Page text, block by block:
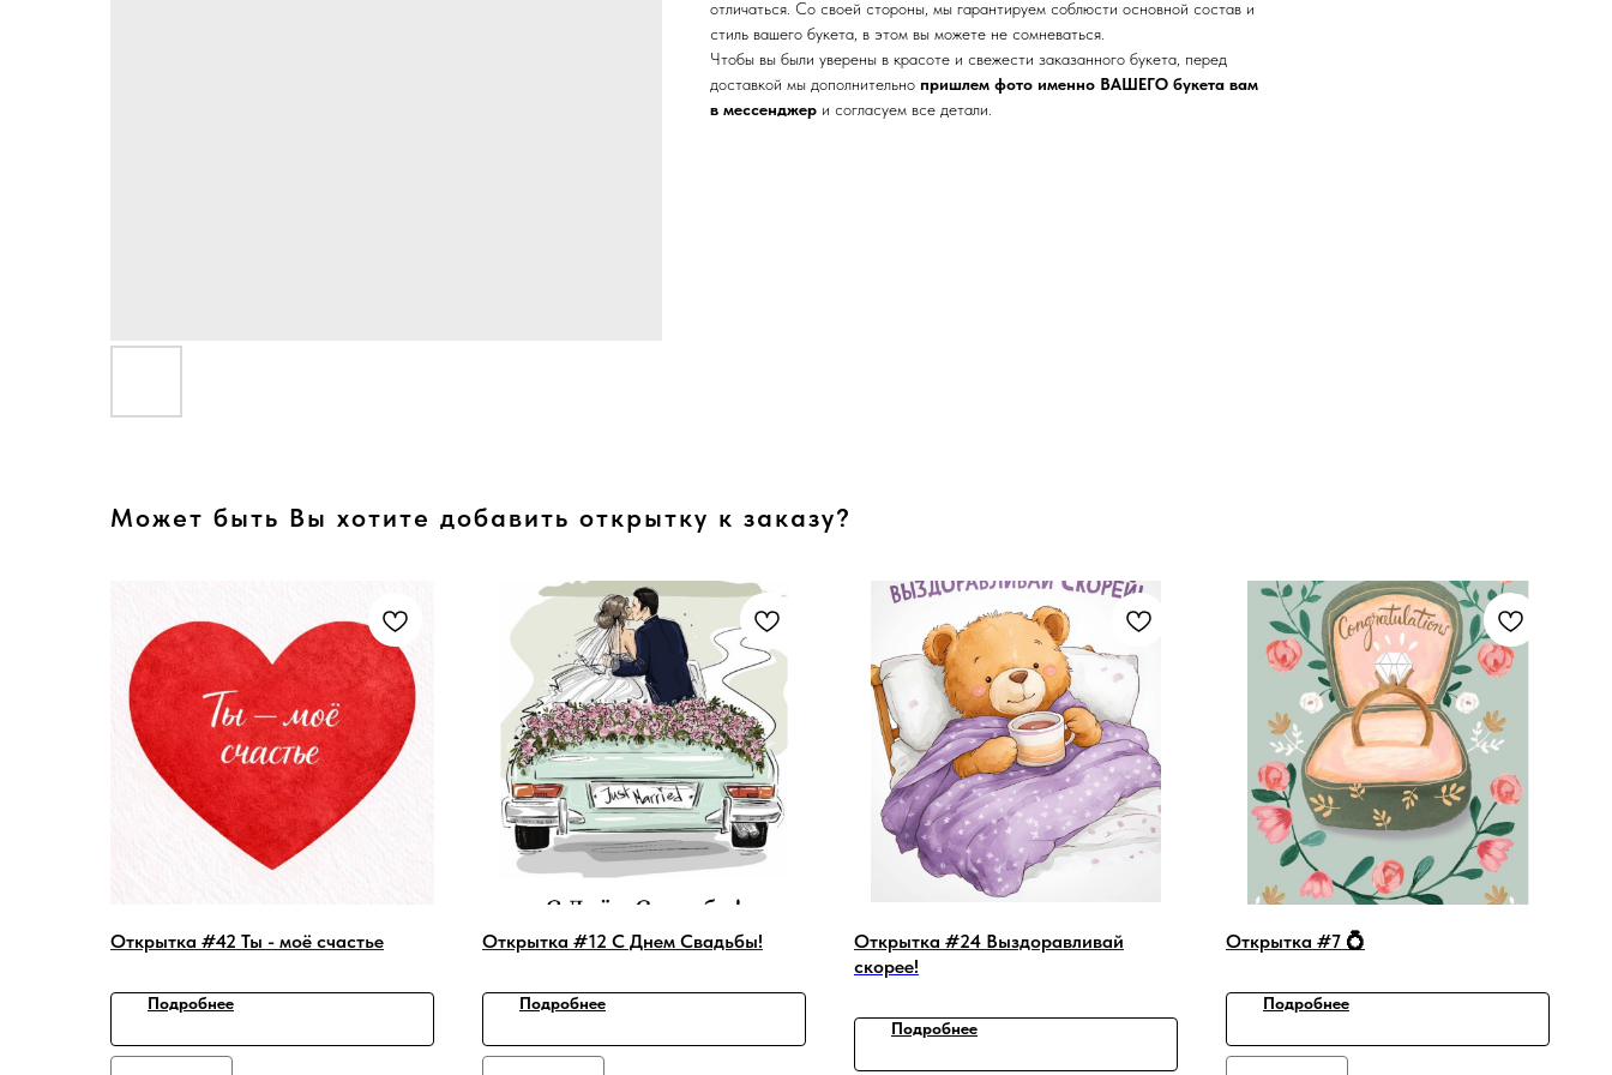
отличаться. Со своей стороны, мы гарантируем соблюсти основной состав и
стиль вашего букета, в этом вы можете не сомневаться.
Чтобы вы были уверены в красоте и свежести заказанного букета, перед
доставкой мы дополнительно пришлем фото именно ВАШЕГО букета вам
в мессенджер и согласуем все детали.
Может быть Вы хотите добавить открытку к заказу?
Открытка #42 Ты - моё счастье
Подробнее
Открытка #12 С Днем Свадьбы!
Подробнее
Открытка #24 Выздоравливай
скорее!
Подробнее
Открытка #7 💍
Подробнее